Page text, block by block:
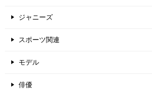
ジャニーズ
スポーツ関連
モデル
俳優